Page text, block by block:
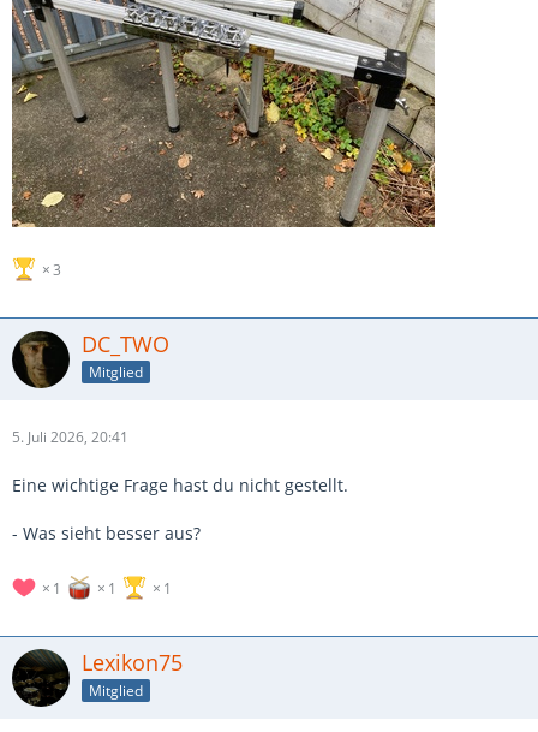
3
DC_TWO
Mitglied
5. Juli 2026, 20:41
Eine wichtige Frage hast du nicht gestellt.
- Was sieht besser aus?
1 1 1
Lexikon75
Mitglied